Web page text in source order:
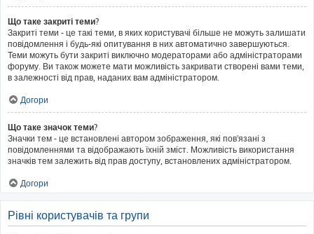
Що таке закриті теми?
Закриті теми - це такі теми, в яких користувачі більше не можуть залишати
повідомлення і будь-які опитування в них автоматично завершуються.
Теми можуть бути закриті виключно модераторами або адміністраторами
форуму. Ви також можете мати можливість закривати створені вами теми,
в залежності від прав, наданих вам адміністратором.
Догори
Що таке значок теми?
Значки тем - це встановлені автором зображення, які пов'язані з
повідомленнями та відображають їхній зміст. Можливість використання
значків тем залежить від прав доступу, встановлених адміністратором.
Догори
Рівні користувачів та групи